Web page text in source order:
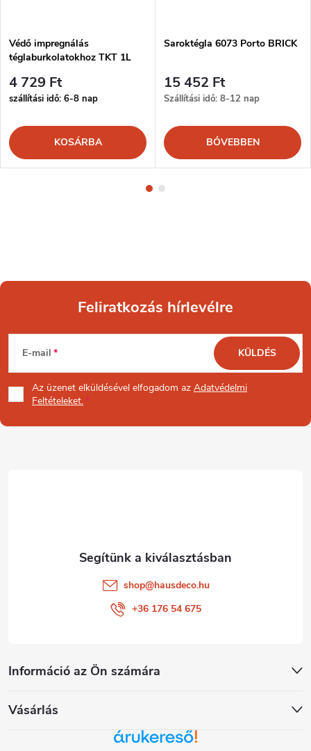
Védő impregnálás
téglaburkolatokhoz TKT 1L
4 729 Ft
szállítási idő: 6-8 nap
KOSÁRBA
Saroktégla 6073 Porto BRICK
15 452 Ft
Szállítási idő: 8-12 nap
BŐVEBBEN
L
á
b
Feliratkozás hírlevélre
E-mail
Az üzenet elküldésével elfogadom az Adatvédelmi
Feltételeket.
KÜLDÉS
Információ az Ön számára
Vásárlás
shop@hausdeco.hu
+36 176 54 675